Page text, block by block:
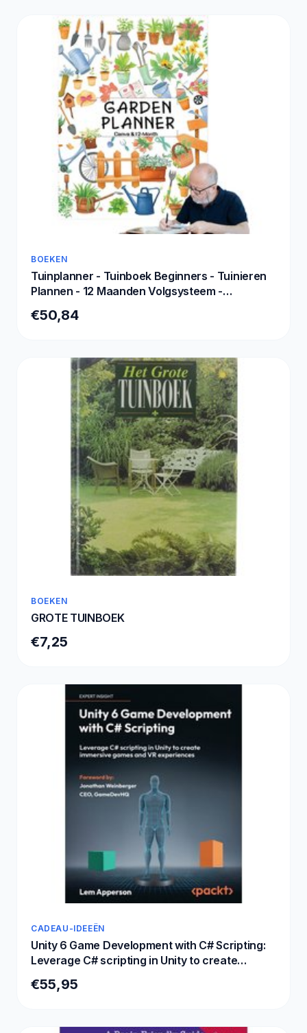
BOEKEN
Tuinplanner - Tuinboek Beginners - Tuinieren
Plannen - 12 Maanden Volgsysteem -
€50,84
BOEKEN
GROTE TUINBOEK
€7,25
CADEAU-IDEEËN
Unity 6 Game Development with C# Scripting:
Leverage C# scripting in Unity to create
€55,95